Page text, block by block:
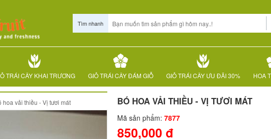
Tìm nhanh
TRÁI CÂY KHAI TRƯƠNG GIỎ TRÁI CÂY ĐÁM GIỖ GIỎ TRÁI CÂY ƯU ĐÃI 30% HOA
hoa vải thiều - Vị tươi mát BÓ HOA VẢI THIỀU - VỊ TƯƠI MÁT
Mã sản phẩm: 7877
850,000 đ